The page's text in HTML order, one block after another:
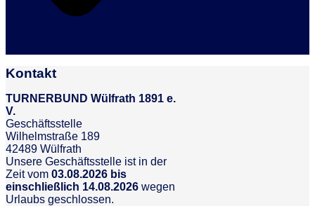
Kontakt
TURNERBUND Wülfrath 1891 e.
V.
Geschäftsstelle
Wilhelmstraße 189
42489 Wülfrath
Unsere Geschäftsstelle ist in der
Zeit vom 03.08.2026 bis
einschließlich 14.08.2026 wegen
Urlaubs geschlossen.